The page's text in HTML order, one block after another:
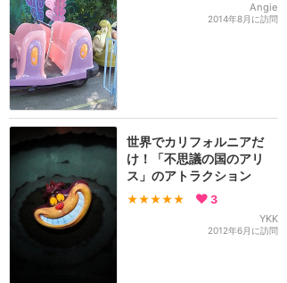
Angie
2014年8月に訪問
世界でカリフォルニアだ
け！「不思議の国のアリ
ス」のアトラクション
★★★★★ 3
YKK
2012年6月に訪問